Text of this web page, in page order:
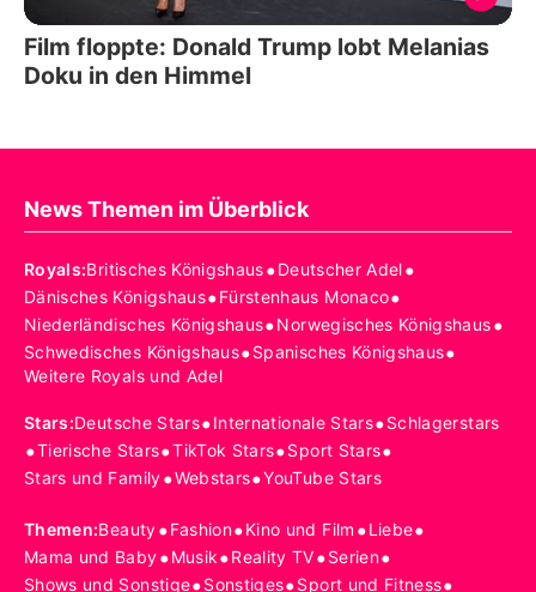
Film floppte: Donald Trump lobt Melanias
Doku in den Himmel
News Themen im Überblick
Royals:Britisches Königshaus•Deutscher Adel•
Dänisches Königshaus•Fürstenhaus Monaco•
Niederländisches Königshaus•Norwegisches Königshaus•
Schwedisches Königshaus•Spanisches Königshaus•
Weitere Royals und Adel
Stars:Deutsche Stars•Internationale Stars•Schlagerstars
•Tierische Stars•TikTok Stars•Sport Stars•
Stars und Family•Webstars•YouTube Stars
Themen:Beauty•Fashion•Kino und Film •Liebe•
Mama und Baby•Musik•Reality TV•Serien•
Shows und Sonstige•Sonstiges•Sport und Fitness•